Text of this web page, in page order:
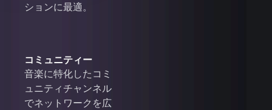
ションに最適。
コミュニティー
音楽に特化したコミ
ュニティチャンネル
でネットワークを広